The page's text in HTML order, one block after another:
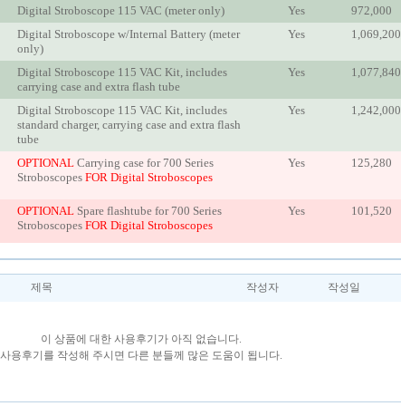
Digital Stroboscope 115 VAC (meter only) Yes
972,000
Digital Stroboscope w/Internal Battery (meter
only)
Yes 1,069,200
Digital Stroboscope 115 VAC Kit, includes
carrying case and extra flash tube
Yes 1,077,840
Digital Stroboscope 115 VAC Kit, includes
standard charger, carrying case and extra flash
tube
Yes 1,242,000
OPTIONAL Carrying case for 700 Series
Stroboscopes FOR Digital Stroboscopes
Yes 125,280
OPTIONAL Spare flashtube for 700 Series
Stroboscopes FOR Digital Stroboscopes
Yes 101,520
제목 작성자 작성일
이 상품에 대한 사용후기가 아직 없습니다.
사용후기를 작성해 주시면 다른 분들께 많은 도움이 됩니다.